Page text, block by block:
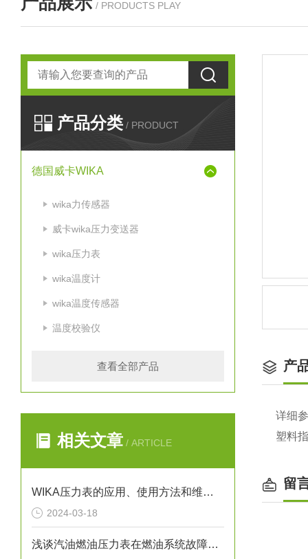
/ PRODUCTS PLAY
产品分类 / PRODUCT
德国威卡WIKA
wika力传感器
威卡wika压力变送器
wika压力表
wika温度计
wika温度传感器
温度校验仪
查看全部产品
相关文章 / ARTICLE
WIKA压力表的应用、使用方法和维护要点解析
2024-03-18
浅谈汽油燃油压力表在燃油系统故障排除中的应用
产
详细
塑料
留